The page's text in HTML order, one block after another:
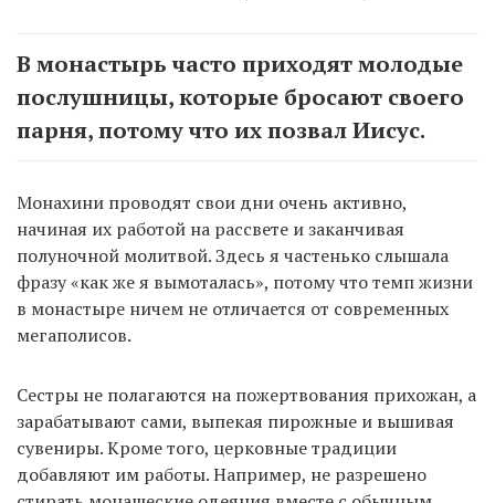
В монастырь часто приходят молодые
послушницы, которые бросают своего
парня, потому что их позвал Иисус.
Монахини проводят свои дни очень активно,
начиная их работой на рассвете и заканчивая
полуночной молитвой. Здесь я частенько слышала
фразу «как же я вымоталась», потому что темп жизни
в монастыре ничем не отличается от современных
мегаполисов.
Сестры не полагаются на пожертвования прихожан, а
зарабатывают сами, выпекая пирожные и вышивая
сувениры. Кроме того, церковные традиции
добавляют им работы. Например, не разрешено